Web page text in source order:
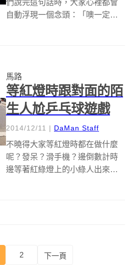
們說完這句話時，大家心裡都會
自動浮現一個念頭：「噢一定是
能夠快速而有效率的帶著乘客從
A 點到達 B...
馬路
等紅燈時跟對面的陌
生人尬乒乓球遊戲
2014/12/11 | DaMan Staff
不曉得大家等紅燈時都在做什麼
呢？發呆？滑手機？邊倒數計時
邊等著紅綠燈上的小綠人出來？
2 下一頁